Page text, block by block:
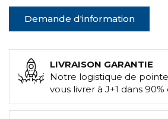
Demande d'information
LIVRAISON GARANTIE
Notre logistique de
vous livrer à J+1 dans 90%